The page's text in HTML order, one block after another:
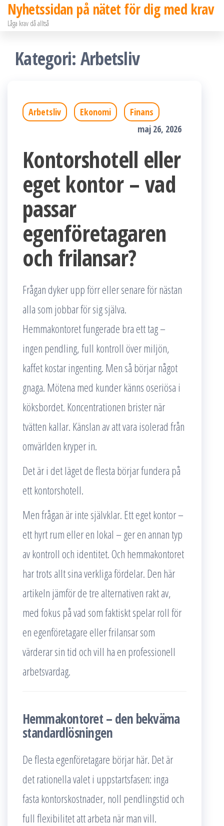
Hoppa
till
innehållet
Nyhetssidan på nätet för dig med krav
Låga krav då alltså
Kategori: Arbetsliv
Arbetsliv Ekonomi
Finans
maj 26, 2026
Kontorshotell eller
eget kontor – vad
passar
egenföretagaren
och frilansar?
Frågan dyker upp förr eller senare för nästan
alla som jobbar för sig själva.
Hemmakontoret fungerade bra ett tag –
ingen pendling, full kontroll över miljön,
kaffet kostar ingenting. Men så börjar något
gnaga. Mötena med kunder känns oseriösa i
köksbordet. Koncentrationen brister när
tvätten kallar. Känslan av att vara isolerad från
omvärlden kryper in.
Det är i det läget de flesta börjar fundera på
ett kontorshotell.
Men frågan är inte självklar. Ett eget kontor –
ett hyrt rum eller en lokal – ger en annan typ
av kontroll och identitet. Och hemmakontoret
har trots allt sina verkliga fördelar. Den här
artikeln jämför de tre alternativen rakt av,
med fokus på vad som faktiskt spelar roll för
en egenföretagare eller frilansar som
värderar sin tid och vill ha en professionell
arbetsvardag.
Hemmakontoret – den bekväma
standardlösningen
De flesta egenföretagare börjar här. Det är
det rationella valet i uppstartsfasen: inga
fasta kontorskostnader, noll pendlingstid och
full flexibilitet att arbeta när man vill.